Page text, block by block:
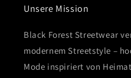
Unsere Mission
Black Forest Streetwear
modernem Streetstyle –
Mode inspiriert von